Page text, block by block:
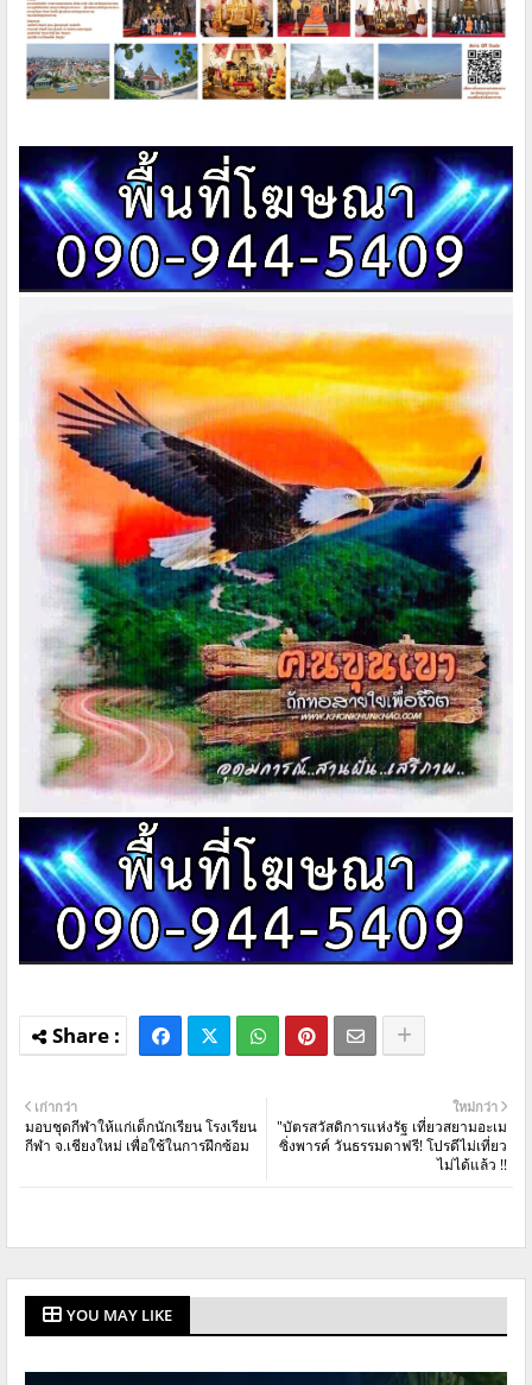
ใหม่กว่า
"บัตรสวัสดิการแห่งรัฐ เที่ยวสยามอะเม
ซิ่งพารค์ วันธรรมดาฟรี! โปรดีไม่เที่ยว
ไม่ได้แล้ว !!
เก่ากว่า
มอบชุดกีฬาให้แก่เด็กนักเรียน โรงเรียน
กีฬา จ.เชียงใหม่ เพื่อใช้ในการฝึกซ้อม
YOU MAY LIKE